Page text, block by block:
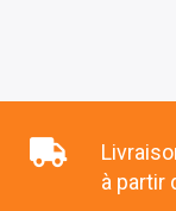
à partir